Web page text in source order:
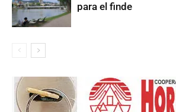
para el finde